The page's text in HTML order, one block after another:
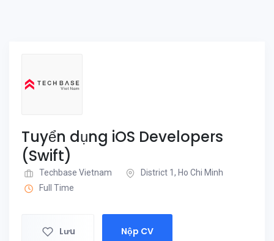
Tuyển dụng iOS Developers
(Swift)
Techbase Vietnam
District 1, Ho Chi Minh
Full Time
Lưu Nộp CV